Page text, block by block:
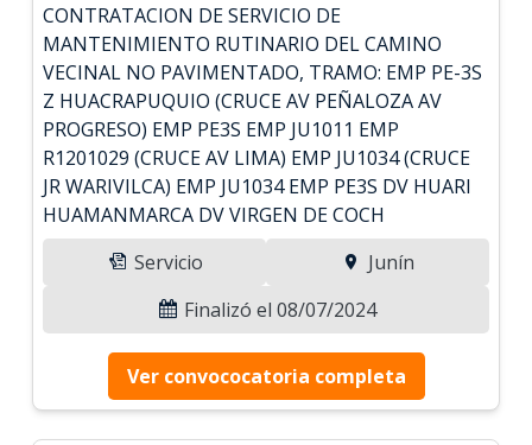
CONTRATACION DE SERVICIO DE
MANTENIMIENTO RUTINARIO DEL CAMINO
VECINAL NO PAVIMENTADO, TRAMO: EMP PE-3S
Z HUACRAPUQUIO (CRUCE AV PEÑALOZA AV
PROGRESO) EMP PE3S EMP JU1011 EMP
R1201029 (CRUCE AV LIMA) EMP JU1034 (CRUCE
JR WARIVILCA) EMP JU1034 EMP PE3S DV HUARI
HUAMANMARCA DV VIRGEN DE COCH
Servicio
Junín
Finalizó el 08/07/2024
Ver convococatoria completa